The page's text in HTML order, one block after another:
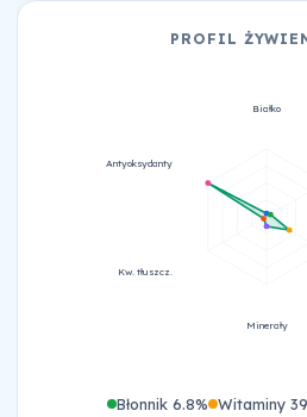
PROFIL
Białko
Minerały
Kw. tłuszcz.
Antyoksydanty
Błonnik 6.8% Witaminy